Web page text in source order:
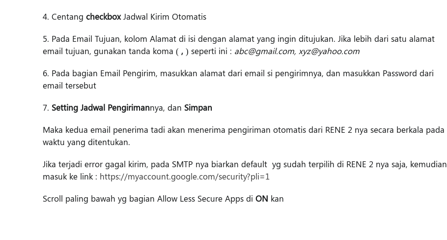
4. Centang checkboxJadwal Kirim Otomatis
5. Pada Email Tujuan, kolom Alamat di isi dengan alamat yang ingin ditujukan. Jika lebih dari satu alamat
email tujuan, gunakan tanda koma ( , ) seperti ini : abc@gmail.com, xyz@yahoo.com
6. Pada bagian Email Pengirim, masukkan alamat dari email si pengirimnya, dan masukkan Password dari
email tersebut
7. Setting Jadwal Pengirimannya, dan Simpan
Maka kedua email penerima tadi akan menerima pengiriman otomatis dari RENE 2 nya secara berkala pada
waktu yang ditentukan.
Jika terjadi error gagal kirim, pada SMTP nya biarkan default yg sudah terpilih di RENE 2 nya saja, kemudian
masuk ke link : https://myaccount.google.com/security?pli=1
Scroll paling bawah yg bagian Allow Less Secure Apps di ON kan